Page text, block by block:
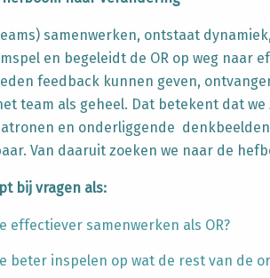
samenwerken, ontstaat
en begeleidt de OR op weg naar
feedback kunnen geven,
team als geheel. Dat betekent dat
en onderliggende
Van daaruit zoeken we naar de
bij vragen als:
effectiever samenwerken als OR?
beter inspelen op wat de rest van de